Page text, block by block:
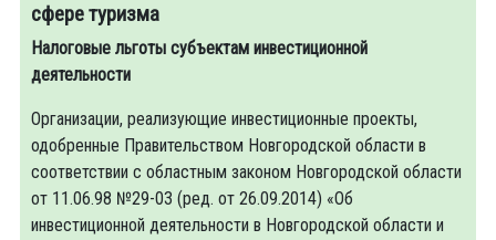
сфере туризма
Налоговые льготы субъектам инвестиционной
деятельности
Организации, реализующие инвестиционные проекты,
одобренные Правительством Новгородской области в
соответствии с областным законом Новгородской области
от 11.06.98 №29-03 (ред. от 26.09.2014) «Об
инвестиционной деятельности в Новгородской области и